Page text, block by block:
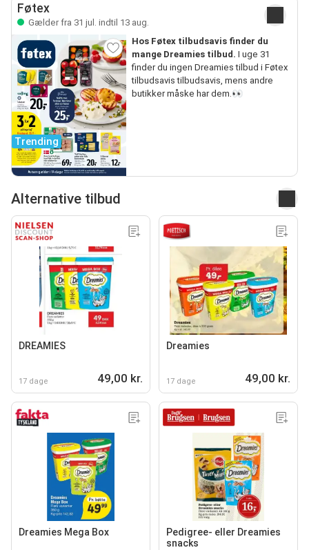
Føtex
Gælder fra 31 jul. indtil 13 aug.
Trending
Hos Føtex tilbudsavis finder du
mange Dreamies tilbud. I uge 31
finder du ingen Dreamies tilbud i Føtex
tilbudsavis tilbudsavis, mens andre
butikker måske har dem.👀
Alternative tilbud
DREAMIES
17 dage 49,00 kr.
Dreamies
17 dage 49,00 kr.
Dreamies Mega Box
Pedigree- eller Dreamies
snacks